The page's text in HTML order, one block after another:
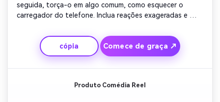
seguida, torça-o em algo comum, como esquecer o
carregador do telefone. Inclua reações exageradas e
mantém os espectadores viciados e rindo. Ótimo para
curtos clipes de paródia que funcionam em todas as
plataformas.
cópia Comece de graça ↗
Produto Comédia Reel